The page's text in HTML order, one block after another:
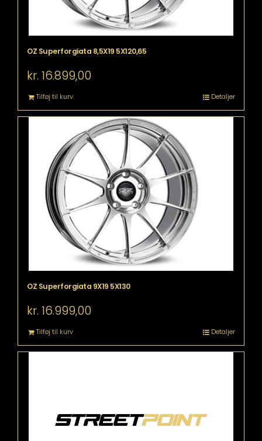
OZ Superforgiata 8,5X19 5X120,65
kr. 16.899,00
Tilføj til kurv Detaljer
OZ Superforgiata 9X19 5X130
kr. 16.999,00
Tilføj til kurv Detaljer